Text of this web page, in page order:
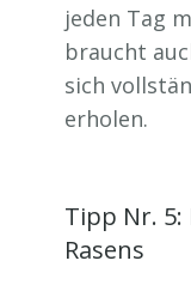
jeden Tag
braucht
sich
erholen.
Tipp Nr. 5:
Rasens